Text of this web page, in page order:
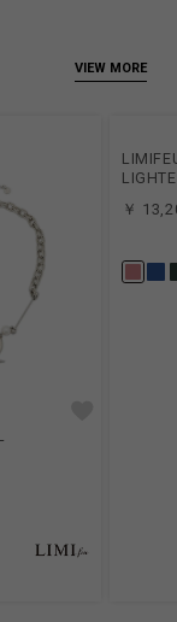
VIEW MORE
￥